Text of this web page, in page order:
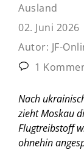
Ausland
02. Juni 2026
Autor: JF-
1
Nach
zieht Moskau
Flugtreibstoff
ohnehin